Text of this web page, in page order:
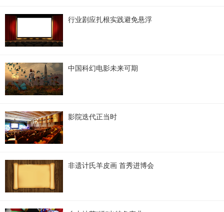
行业剧应扎根实践避免悬浮
中国科幻电影未来可期
影院迭代正当时
非遗计氏羊皮画 首秀进博会